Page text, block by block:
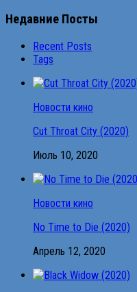
Недавние Посты
Recent Posts
Tags
Новости кино
Cut Throat City (2020)
Июль 10, 2020
Новости кино
No Time to Die (2020)
Апрель 12, 2020